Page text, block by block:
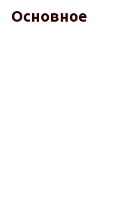
Основное